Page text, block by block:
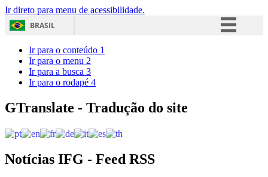
Ir direto para menu de acessibilidade.
BRASIL
Acesso à informação
Ir para o conteúdo 1
Ir para o menu 2
Ir para a busca 3
Ir para o rodapé 4
GTranslate - Tradução do site
Notícias IFG - Feed RSS